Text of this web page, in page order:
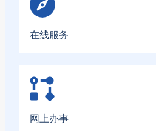
在线服务
网上办事